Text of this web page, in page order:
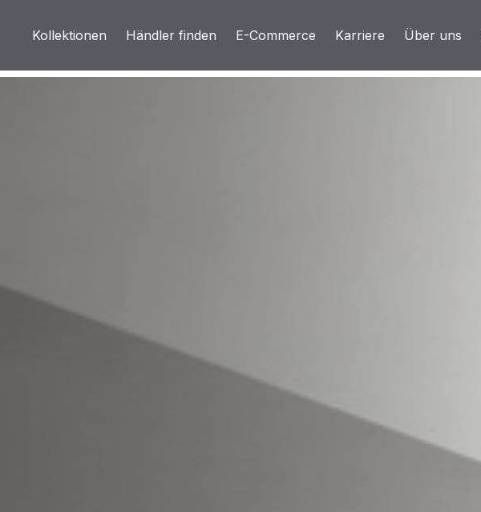
Kollektionen Händler finden E-Commerce Karriere Über uns